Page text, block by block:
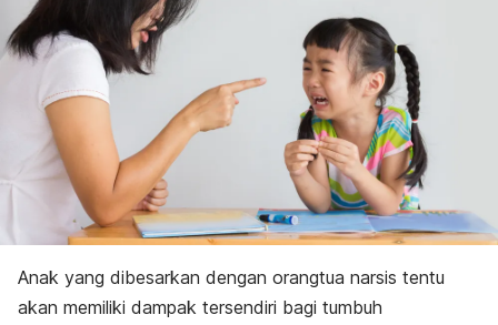
Anak yang dibesarkan dengan orangtua narsis tentu
akan memiliki dampak tersendiri bagi tumbuh